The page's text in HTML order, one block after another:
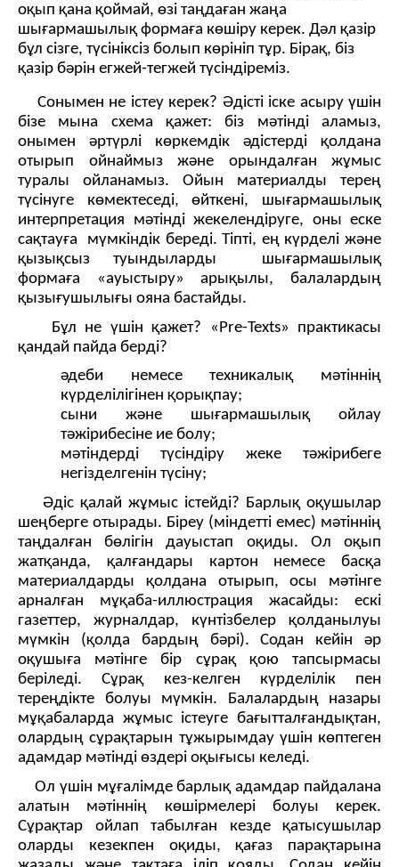
оқып қана қоймай, өзі таңдаған жаңа
шығармашылық формаға көшіру керек. Дәл қазір
бұл сізге, түсініксіз болып көрініп тұр. Бірақ, біз
қазір бәрін егжей-тегжей түсіндіреміз.
Сонымен не істеу керек? Әдісті іске асыру үшін
бізе мына схема қажет: біз мәтінді аламыз,
онымен әртүрлі көркемдік әдістерді қолдана
отырып ойнаймыз және орындалған жұмыс
туралы ойланамыз. Ойын материалды терең
түсінуге көмектеседі, өйткені, шығармашылық
интерпретация мәтінді жекелендіруге, оны еске
сақтауға мүмкіндік береді. Тіпті, ең күрделі және
қызықсыз туындыларды шығармашылық
формаға «ауыстыру» арықылы, балалардың
қызығушылығы ояна бастайды.
Бұл не үшін қажет? «Pre-Texts» практикасы
қандай пайда берді?
әдеби немесе техникалық мәтіннің
күрделілігінен қорықпау;
сыни және шығармашылық ойлау
тәжірибесіне ие болу;
мәтіндерді түсіндіру жеке тәжірибеге
негізделгенін түсіну;
Әдіс қалай жұмыс істейді? Барлық оқушылар
шеңберге отырады. Біреу (міндетті емес) мәтіннің
таңдалған бөлігін дауыстап оқиды. Ол оқып
жатқанда, қалғандары картон немесе басқа
материалдарды қолдана отырып, осы мәтінге
арналған мұқаба-иллюстрация жасайды: ескі
газеттер, журналдар, күнтізбелер қолданылуы
мүмкін (қолда бардың бәрі). Содан кейін әр
оқушыға мәтінге бір сұрақ қою тапсырмасы
беріледі. Сұрақ кез-келген күрделілік пен
тереңдікте болуы мүмкін. Балалардың назары
мұқабаларда жұмыс істеуге бағытталғандықтан,
олардың сұрақтарын тұжырымдау үшін көптеген
адамдар мәтінді өздері оқығысы келеді.
Ол үшін мұғалімде барлық адамдар пайдалана
алатын мәтіннің көшірмелері болуы керек.
Сұрақтар ойлап табылған кезде қатысушылар
оларды кезекпен оқиды, қағаз парақтарына